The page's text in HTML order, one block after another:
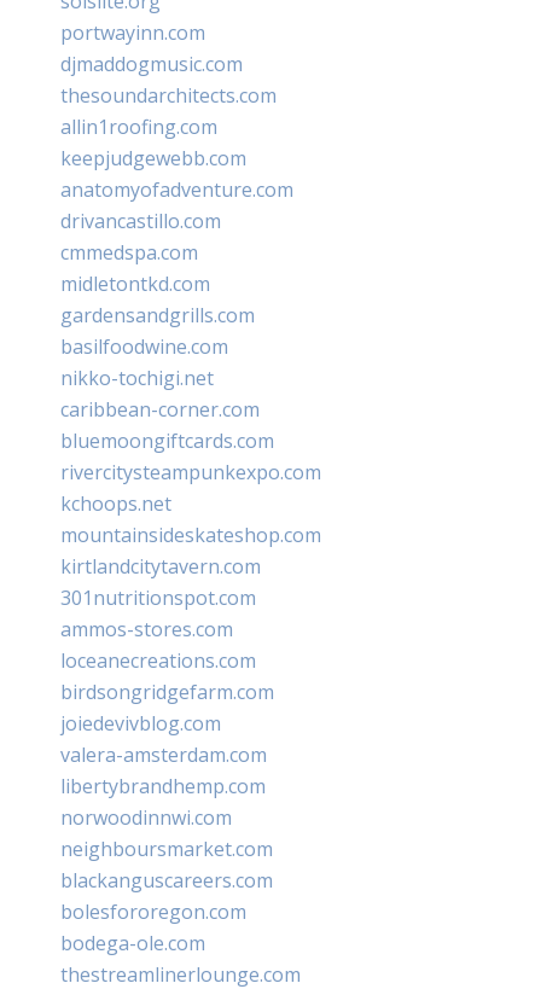
portwayinn.com
djmaddogmusic.com
thesoundarchitects.com
allin1roofing.com
keepjudgewebb.com
anatomyofadventure.com
drivancastillo.com
cmmedspa.com
midletontkd.com
gardensandgrills.com
basilfoodwine.com
nikko-tochigi.net
caribbean-corner.com
bluemoongiftcards.com
rivercitysteampunkexpo.com
kchoops.net
mountainsideskateshop.com
kirtlandcitytavern.com
301nutritionspot.com
ammos-stores.com
loceanecreations.com
birdsongridgefarm.com
joiedevivblog.com
valera-amsterdam.com
libertybrandhemp.com
norwoodinnwi.com
neighboursmarket.com
blackanguscareers.com
bolesfororegon.com
bodega-ole.com
thestreamlinerlounge.com